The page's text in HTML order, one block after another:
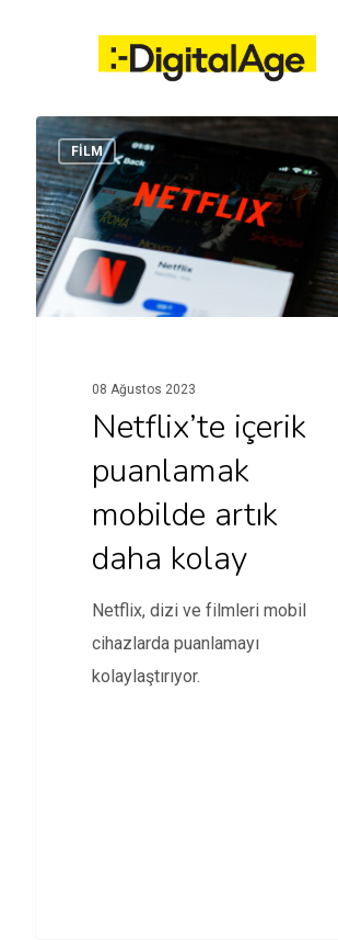
Hit enter to search or ESC to close
FİLM
08 Ağustos 2023
Netflix’te içerik
puanlamak
mobilde artık
daha kolay
Netflix, dizi ve filmleri mobil
cihazlarda puanlamayı
kolaylaştırıyor.